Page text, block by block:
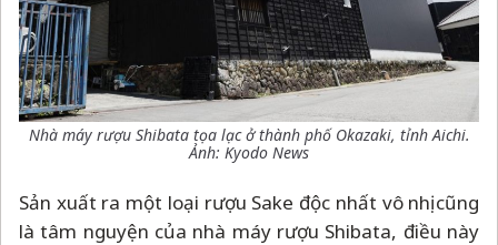
Nhà máy rượu Shibata tọa lạc ở thành phố Okazaki, tỉnh Aichi.
Ảnh: Kyodo News
Sản xuất ra một loại rượu Sake độc nhất vô nhị cũng
là tâm nguyện của nhà máy rượu Shibata, điều này